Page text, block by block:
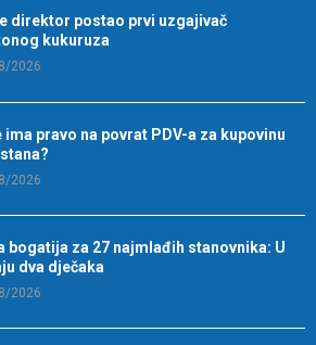
direktor postao prvi uzgajivač
kukuruza
2026
ima pravo na povrat PDV-a za kupovinu
2026
bogatija za 27 najmlađih stanovnika: U
dva dječaka
2026